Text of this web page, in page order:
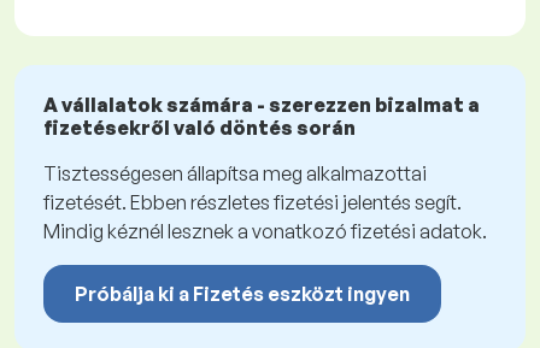
A vállalatok számára - szerezzen bizalmat a
fizetésekről való döntés során
Tisztességesen állapítsa meg alkalmazottai
fizetését. Ebben részletes fizetési jelentés segít.
Mindig kéznél lesznek a vonatkozó fizetési adatok.
Próbálja ki a Fizetés eszközt ingyen